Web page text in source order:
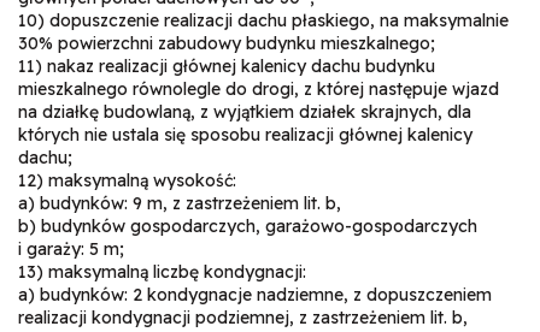
10) dopuszczenie realizacji dachu płaskiego, na maksymalnie
30% powierzchni zabudowy budynku mieszkalnego;
11) nakaz realizacji głównej kalenicy dachu budynku
mieszkalnego równolegle do drogi, z której następuje wjazd
na działkę budowlaną, z wyjątkiem działek skrajnych, dla
których nie ustala się sposobu realizacji głównej kalenicy
dachu;
12) maksymalną wysokość:
a) budynków: 9 m, z zastrzeżeniem lit. b,
b) budynków gospodarczych, garażowo-gospodarczych
i garaży: 5 m;
13) maksymalną liczbę kondygnacji:
a) budynków: 2 kondygnacje nadziemne, z dopuszczeniem
realizacji kondygnacji podziemnej, z zastrzeżeniem lit. b,